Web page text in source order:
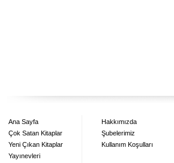
Ana Sayfa
Çok Satan Kitaplar
Yeni Çıkan Kitaplar
Yayınevleri
Hakkımızda
Şubelerimiz
Kullanım Koşulları